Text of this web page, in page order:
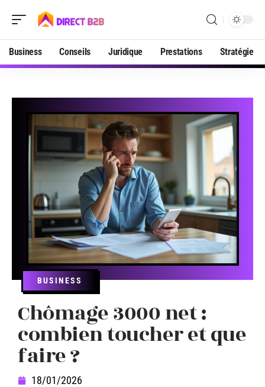
Business Conseils Juridique Prestations Stratégie
BUSINESS
Chômage 3000 net :
combien toucher et que
faire ?
18/01/2026